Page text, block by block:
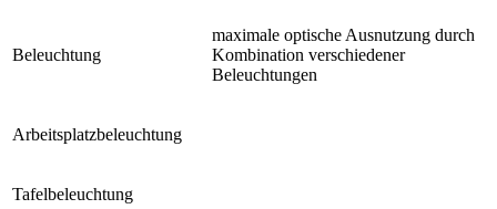
Beleuchtung
maximale optische Ausnutzung durch
Kombination verschiedener
Beleuchtungen
Arbeitsplatzbeleuchtung
Tafelbeleuchtung